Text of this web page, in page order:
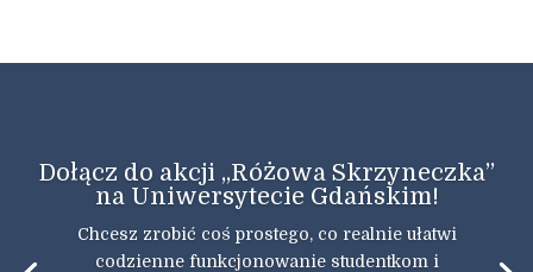
Dołącz do akcji „Różowa Skrzyneczka”
na Uniwersytecie Gdańskim!
Chcesz zrobić coś prostego, co realnie ułatwi
codzienne funkcjonowanie studentkom i